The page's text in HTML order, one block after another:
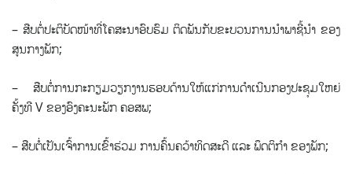
– ສືບຕໍ່ປະຕິບັດໜ້າທີ່ໂຄສະນາອົບຮົມ ຕິດພັນກັບຂະບວນການນໍາພາຊີ້ນໍາ ຂອງ
ສູນກາງພັກ;
– ສືບຕໍ່ການກະກຽມວຽກງານຮອບດ້ານໃຫ້ແກ່ການດໍາເນີນກອງປະຊຸມໃຫຍ່
ຄັ້ງທີ V ຂອງອົງຄະນະພັກ ຄອສພ;
– ສືບຕໍ່ເປັນເຈົ້າການເຂົ້າຮ່ວມ ການຄົ້ນຄວ້າທິດສະດີ ແລະ ພຶດຕິກໍາ ຂອງພັກ;